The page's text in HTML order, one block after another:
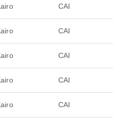
CAI
CAI
CAI
CAI
CAI